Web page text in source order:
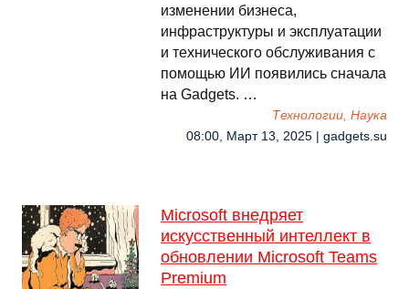
изменении бизнеса,
инфраструктуры и эксплуатации
и технического обслуживания с
помощью ИИ появились сначала
на Gadgets. …
Технологии, Наука
08:00, Март 13, 2025 | gadgets.su
Microsoft внедряет
искусственный интеллект в
обновлении Microsoft Teams
Premium